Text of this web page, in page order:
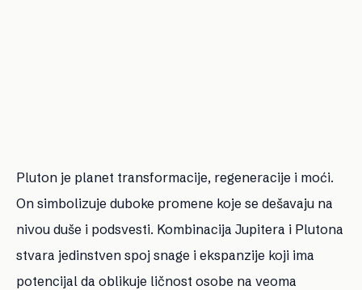
Pluton je planet transformacije, regeneracije i moći.
On simbolizuje duboke promene koje se dešavaju na
nivou duše i podsvesti. Kombinacija Jupitera i Plutona
stvara jedinstven spoj snage i ekspanzije koji ima
potencijal da oblikuje ličnost osobe na veoma